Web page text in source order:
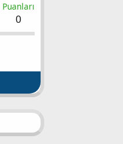
Puanları
0